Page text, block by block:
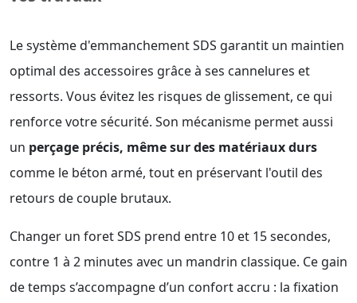
Le système d'emmanchement SDS garantit un maintien
optimal des accessoires grâce à ses cannelures et
ressorts. Vous évitez les risques de glissement, ce qui
renforce votre sécurité. Son mécanisme permet aussi
un perçage précis, même sur des matériaux durs
comme le béton armé, tout en préservant l'outil des
retours de couple brutaux.
Changer un foret SDS prend entre 10 et 15 secondes,
contre 1 à 2 minutes avec un mandrin classique. Ce gain
de temps s’accompagne d’un confort accru : la fixation